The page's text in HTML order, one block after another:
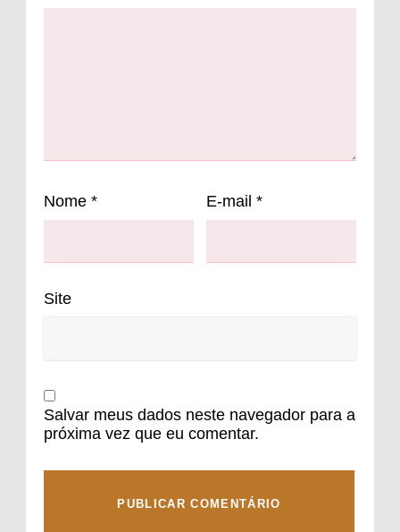
Nome * E-mail *
Site
Salvar meus dados neste navegador para a
próxima vez que eu comentar.